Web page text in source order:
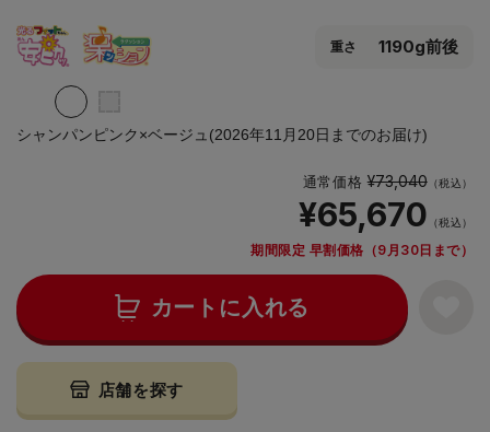
重さ 1190g前後
シャンパンピンク×ベージュ(2026年11月20日までのお届け)
通常価格¥73,040（税込）
¥65,670 （税込）
期間限定 早割価格（9月30日まで）
カートに入れる
店舗を探す